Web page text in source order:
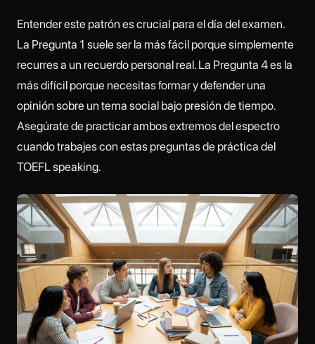
Entender este patrón es crucial para el día del examen.
La Pregunta 1 suele ser la más fácil porque simplemente
recurres a un recuerdo personal real. La Pregunta 4 es la
más difícil porque necesitas formar y defender una
opinión sobre un tema social bajo presión de tiempo.
Asegúrate de practicar ambos extremos del espectro
cuando trabajes con estas preguntas de práctica del
TOEFL speaking.